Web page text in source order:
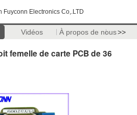
Fuyconn Electronics Co,.LTD
Vidéos À propos de nous>>
femelle de carte PCB de 36